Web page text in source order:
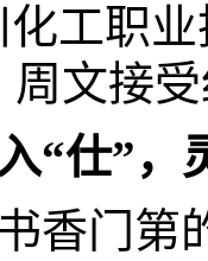
化工职
周文接
“仕”，
香门第